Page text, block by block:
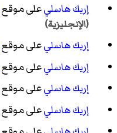
إريك هاسليعلى موقع
(الإنجليزية)
إريك هاسليعلى موقع
إريك هاسليعلى موقع
إريك هاسليعلى موقع WorldFootball.net
إريك هاسليعلى موقع FootballDatabase.eu